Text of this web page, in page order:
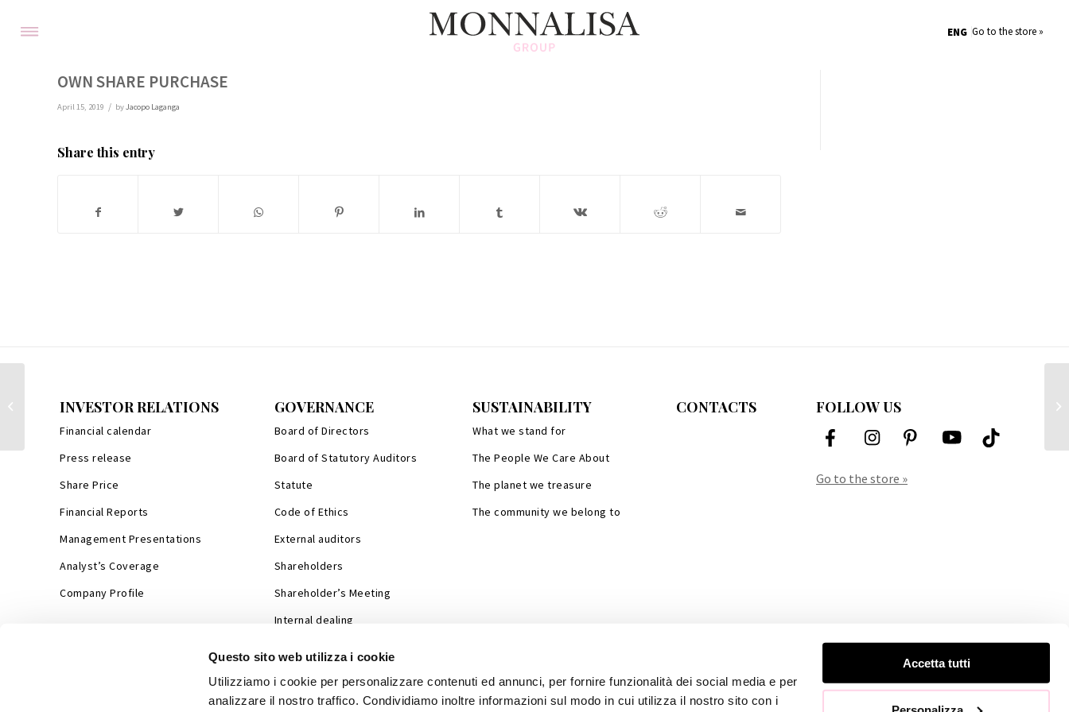
Questo sito web utilizza i cookie
Utilizziamo i cookie per personalizzare contenuti ed annunci, per fornire funzionalità dei social media e per
analizzare il nostro traffico. Condividiamo inoltre informazioni sul modo in cui utilizza il nostro sito con i
Accetta tutti
ENG Go to the store »
OWN SHARE PURCHASE
April 15, 2019 / byJacopo Laganga
Share this entry
INVESTOR RELATIONS
Financial calendar
Press release
Share Price
Financial Reports
Management Presentations
Analyst’s Coverage
Company Profile
GOVERNANCE
Board of Directors
Board of Statutory Auditors
Statute
Code of Ethics
External auditors
Shareholders
Shareholder’s Meeting
Internal dealing
SUSTAINABILITY
What we stand for
The People We Care About
The planet we treasure
The community we belong to
CONTACTS FOLLOW US
Go to the store »